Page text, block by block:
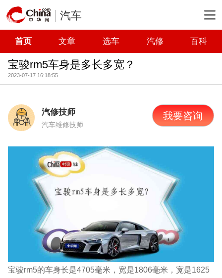
汽车
首页 文章 选车 汽修 百科
宝骏rm5车身是多长多宽？
2023-07-17 16:18:55
汽修技师
汽车维修技师
我要咨询
宝骏rm5的车身长是4705毫米，宽是1806毫米，宽是1625